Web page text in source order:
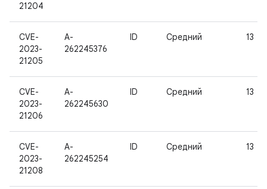
21204
CVE-
2023-
21205
A-
262245376
ID Средний 13
CVE-
2023-
21206
A-
262245630
ID Средний 13
CVE-
2023-
21208
A-
262245254
ID Средний 13